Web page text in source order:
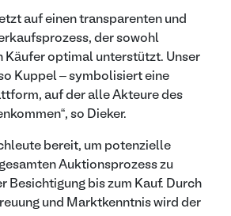
auf einen transparenten und
der sowohl
Käufer optimal unterstützt. Unser
Kuppel – symbolisiert eine
auf der alle Akteure des
so Dieker.
bereit, um potenzielle
Auktionsprozess zu
Besichtigung bis zum Kauf. Durch
und Marktkenntnis wird der